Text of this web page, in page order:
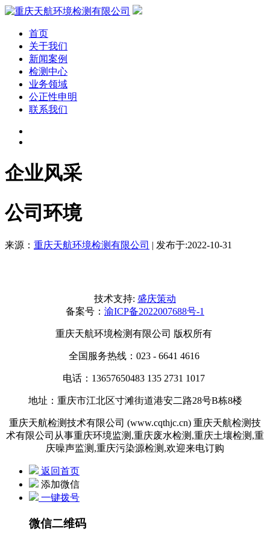
首页
关于我们
新闻案例
检测中心
业务领域
公正性申明
联系我们
企业风采
公司环境
来源： 重庆天航环境检测有限公司 | 发布于:2022-10-31
技术支持: 盛庆策动
备案号： 渝ICP备2022007688号-1
重庆天航环境检测有限公司 版权所有
全国服务热线：023 - 6641 4616
电话：13657650483 135 2731 1017
地址：重庆市江北区寸滩街道港安二路28号B栋8楼
重庆天航检测技术有限公司 (www.cqthjc.cn) 重庆天航检测技
术有限公司从事重庆环境监测,重庆废水检测,重庆土壤检测,重
庆噪声监测,重庆污染源检测,欢迎来电订购
返回首页
添加微信
一键拨号
微信二维码